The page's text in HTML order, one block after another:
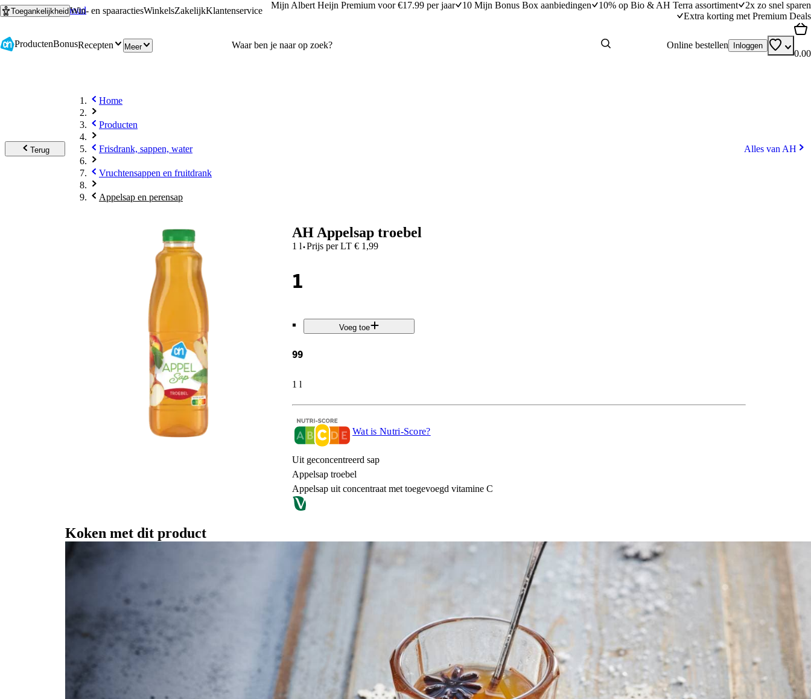
Ga naar hoofdinhoud
Ga naar zoeken
ToegankelijkheidWin- en spaaractiesWinkelsZakelijkKlantenservice
Mijn Albert Heijn Premium voor €17.99 per jaar 10 Mijn Bonus Box aanbiedingen 10% op Bio & AH Terra assortiment
2x zo snel sparen
Extra korting met Premium Deals
ProductenBonusRecepten Meer Online bestellen Inloggen
0.00
Terug
Home
Producten
Frisdrank, sappen, water
Vruchtensappen en fruitdrank
Appelsap en perensap
Alles van AH
AH Appelsap troebel
1 l·Prijs per LT€ 1,99
1
.
99
1 l
Voeg toe
Wat is Nutri-Score?
Uit geconcentreerd sap
Appelsap troebel
Appelsap uit concentraat met toegevoegd vitamine C
Koken met dit product